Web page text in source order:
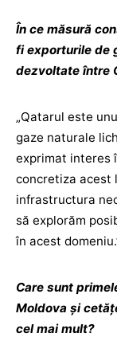
În ce măsură
fi exporturile de
dezvoltate între
„Qatarul este
gaze naturale
exprimat interes
concretiza acest
infrastructura
să explorăm
în acest
Care sunt
Moldova și
cel mai mult?